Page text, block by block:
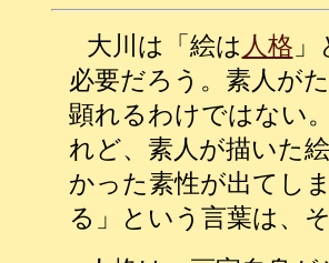
大川は「絵は 人格
必要だろう。素人が
顕れるわけではない
れど、素人が描いた
かった素性が出てし
る」という言葉は、